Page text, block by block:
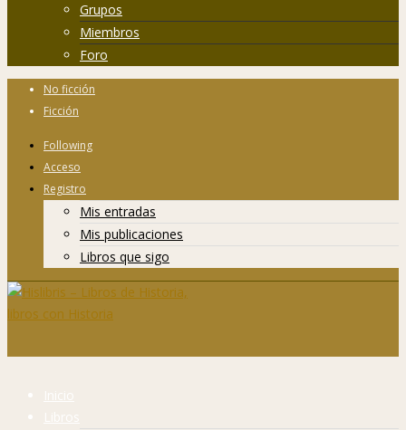
Grupos
Miembros
Foro
No ficción
Ficción
Following
Acceso
Registro
Mis entradas
Mis publicaciones
Libros que sigo
Inicio
Libros